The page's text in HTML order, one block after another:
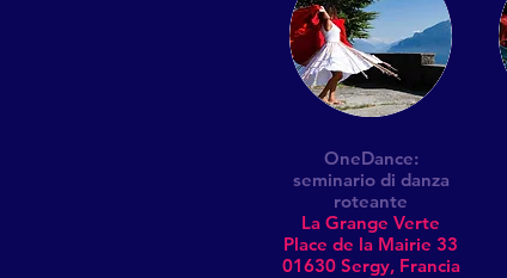
OneDance:
seminario di danza
roteante
La Grange Verte
Place de la Mairie 33
01630 Sergy, Francia